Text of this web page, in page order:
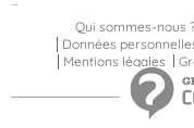
Qui sommes-nous
Données
Mentions légales